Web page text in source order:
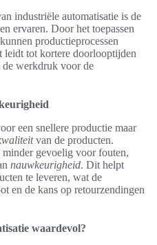
industriële automatisatie is de
ervaren. Door het toepassen
productieprocessen
tot kortere doorlooptijden
de werkdruk voor de
een snellere productie maar
van de producten.
minder gevoelig voor fouten,
nauwkeurigheid. Dit helpt
te leveren, wat de
en de kans op retourzendingen
waardevol?